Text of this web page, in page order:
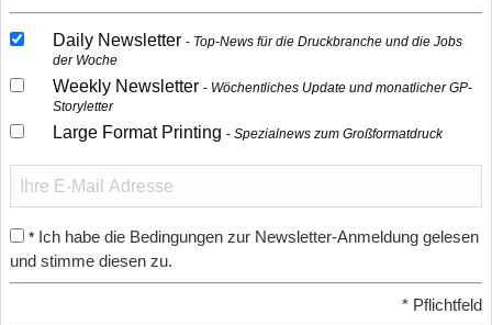
Daily Newsletter
Top-News für die Druckbranche und die Jobs
der Woche
Weekly Newsletter
Wöchentliches Update und monatlicher GP-
Storyletter
Large Format Printing Spezialnews zum Großformatdruck
* Ich habe die Bedingungen zur Newsletter-Anmeldung gelesen
und stimme diesen zu.
* Pflichtfeld